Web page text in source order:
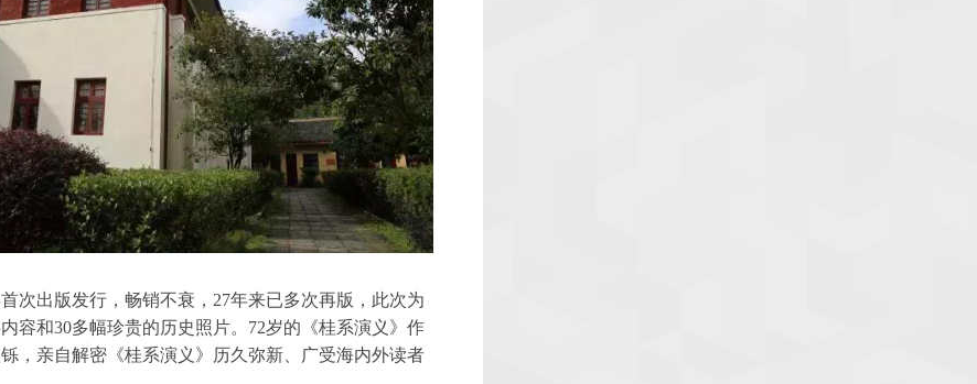
首次出版发行，畅销不衰，27年来已多次再版，此次为
容和30多幅珍贵的历史照片。72岁的《桂系演义》作
，亲自解密《桂系演义》历久弥新、广受海内外读者